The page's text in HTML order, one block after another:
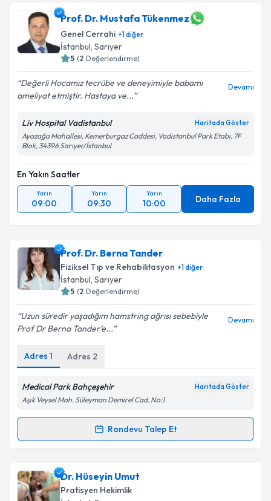
Prof. Dr. Mustafa Tükenmez
Genel Cerrahi +1diğer
İstanbul, Sarıyer
5 (2 Değerlendirme)
Değerli Hocamız tecrübe ve deneyimiyle babamı
ameliyat etmiştir. Hastaya ve...
Devamı
Liv Hospital Vadistanbul Haritada Göster
Ayazağa Mahallesi, Kemerburgaz Caddesi, Vadistanbul Park Etabı, 7F
Blok, 34396 Sarıyer/İstanbul
En Yakın Saatler
Yarın
09:00
Yarın
09:30
Yarın
10:00 Daha Fazla
Prof. Dr. Berna Tander
Fiziksel Tıp ve Rehabilitasyon +1diğer
İstanbul, Sarıyer
5 (2 Değerlendirme)
Uzun süredir yaşadığım hamstring ağrısı sebebiyle
Prof Dr Berna Tander’e...
Devamı
Adres 1 Adres 2
Medical Park Bahçeşehir Haritada Göster
Aşık Veysel Mah. Süleyman Demirel Cad. No:1
Randevu Talep Et
Randevu Takvimi Talebi
Prof. Dr. Berna Tanderiçin randevu takvimi talebi
oluşturun. Size bu uzmandan randevu almanız için bir
Dr. Hüseyin Umut
Pratisyen Hekimlik